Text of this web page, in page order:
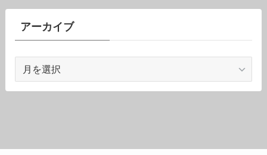
リ
ーアーカイブ
カ